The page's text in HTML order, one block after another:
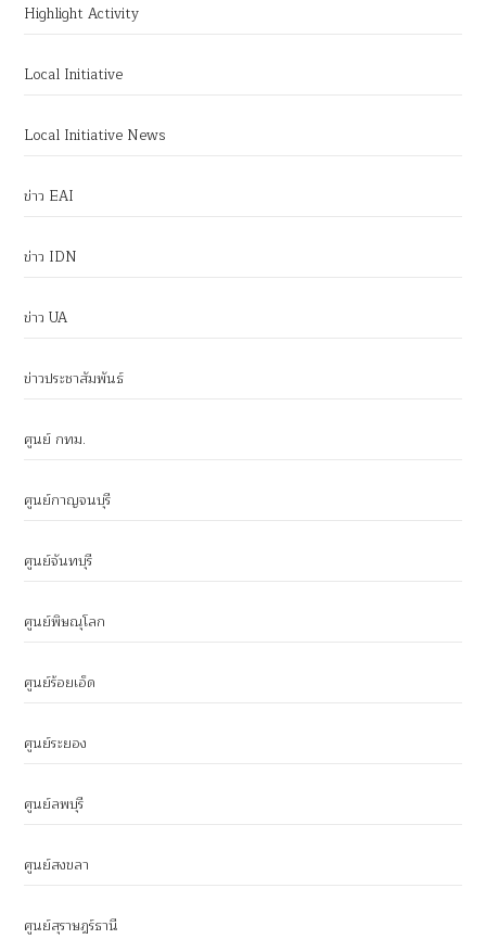
Highlight Activity
Local Initiative
Local Initiative News
ข่าว EAI
ข่าว IDN
ข่าว UA
ข่าวประชาสัมพันธ์
ศูนย์ กทม.
ศูนย์กาญจนบุรี
ศูนย์จันทบุรี
ศูนย์พิษณุโลก
ศูนย์ร้อยเอ็ด
ศูนย์ระยอง
ศูนย์ลพบุรี
ศูนย์สงขลา
ศูนย์สุราษฎร์ธานี